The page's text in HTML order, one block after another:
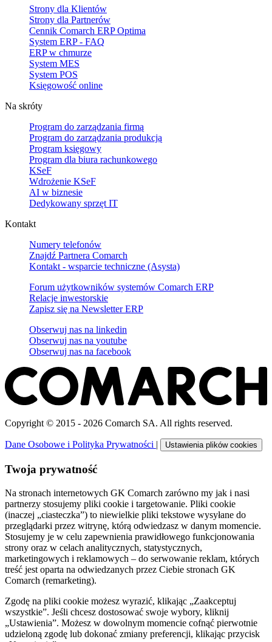
Strony dla Klientów
Strony dla Partnerów
Cennik Comarch ERP Optima
System ERP - FAQ
ERP w chmurze
System MES
System POS
Księgowość online
Na skróty
Program do zarządzania firmą
Program do zarządzania produkcją
Program księgowy
Program dla biura rachunkowego
KSeF
Wdrożenie KSeF
AI w biznesie
Dedykowany sprzęt IT
Kontakt
Numery telefonów
Znajdź Partnera Comarch
Kontakt - wsparcie techniczne (Asysta)
Forum użytkowników systemów Comarch ERP
Relacje inwestorskie
Zapisz się na Newsletter ERP
Obserwuj nas na linkedin
Obserwuj nas na youtube
Obserwuj nas na facebook
Copyright © 2015 - 2026 Comarch SA. All rights reserved.
Dane Osobowe i Polityka Prywatności | Ustawienia plików cookies
Twoja prywatność
Na stronach internetowych GK Comarch zarówno my jak i nasi
partnerzy stosujemy pliki cookie i targetowanie. Pliki cookie
(inaczej „ciasteczka”) to niewielkie pliki tekstowe wysyłane do
przeglądarki przez witrynę, którą odwiedzasz w danym momencie.
Stosujemy je w celu zapewnienia prawidłowego funkcjonowania
strony oraz w celach analitycznych, statystycznych,
marketingowych i reklamowych – do serwowanie reklam, których
treść jest oparta na odwiedzanych przez Ciebie stronach GK
Comarch (remarketing).
Zgodę na pliki cookie możesz wyrazić, klikając „Zaakceptuj
wszystkie”. Jeśli chcesz dostosować swoje wybory, kliknij
„Ustawienia”. Możesz w dowolnym momencie cofnąć pierwotnie
udzieloną zgodę lub dokonać zmiany preferencji, klikając przycisk